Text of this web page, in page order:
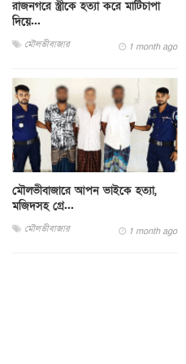
রাজনগরে স্ত্রীকে হত্যা করে মাটিচাপা
দিয়ে...
মৌলভীবাজার 1 month ago
মৌলভীবাজারে আপন ভাইকে হত্যা,
মজিদসহ গ্রে...
মৌলভীবাজার 1 month ago